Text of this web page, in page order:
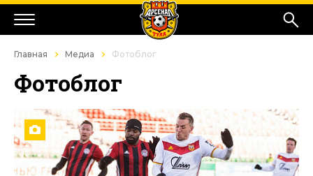
Главная Медиа Фотоблог
Фотоблог